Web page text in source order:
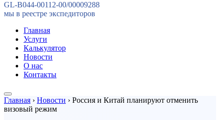
GL-B044-00112-00/00009288
мы в реестре экспедиторов
Главная
Услуги
Калькулятор
Новости
О нас
Контакты
Главная › Новости › Россия и Китай планируют отменить
визовый режим